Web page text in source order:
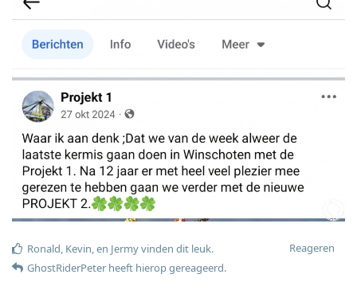
Reageren
Ronald, Kevin, en Jermyvinden dit leuk.
GhostRiderPeter heeft hierop gereageerd.